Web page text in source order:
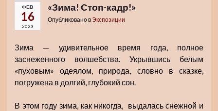
ФЕВ
16
2023
«Зима! Стоп-кадр!»
Опубликовано вЭкспозиции
Зима — удивительное время года, полное
заснеженного волшебства. Укрывшись белым
«пуховым» одеялом, природа, словно в сказке,
погружена в долгий, глубокий сон.
В этом году зима, как никогда, выдалась снежной и